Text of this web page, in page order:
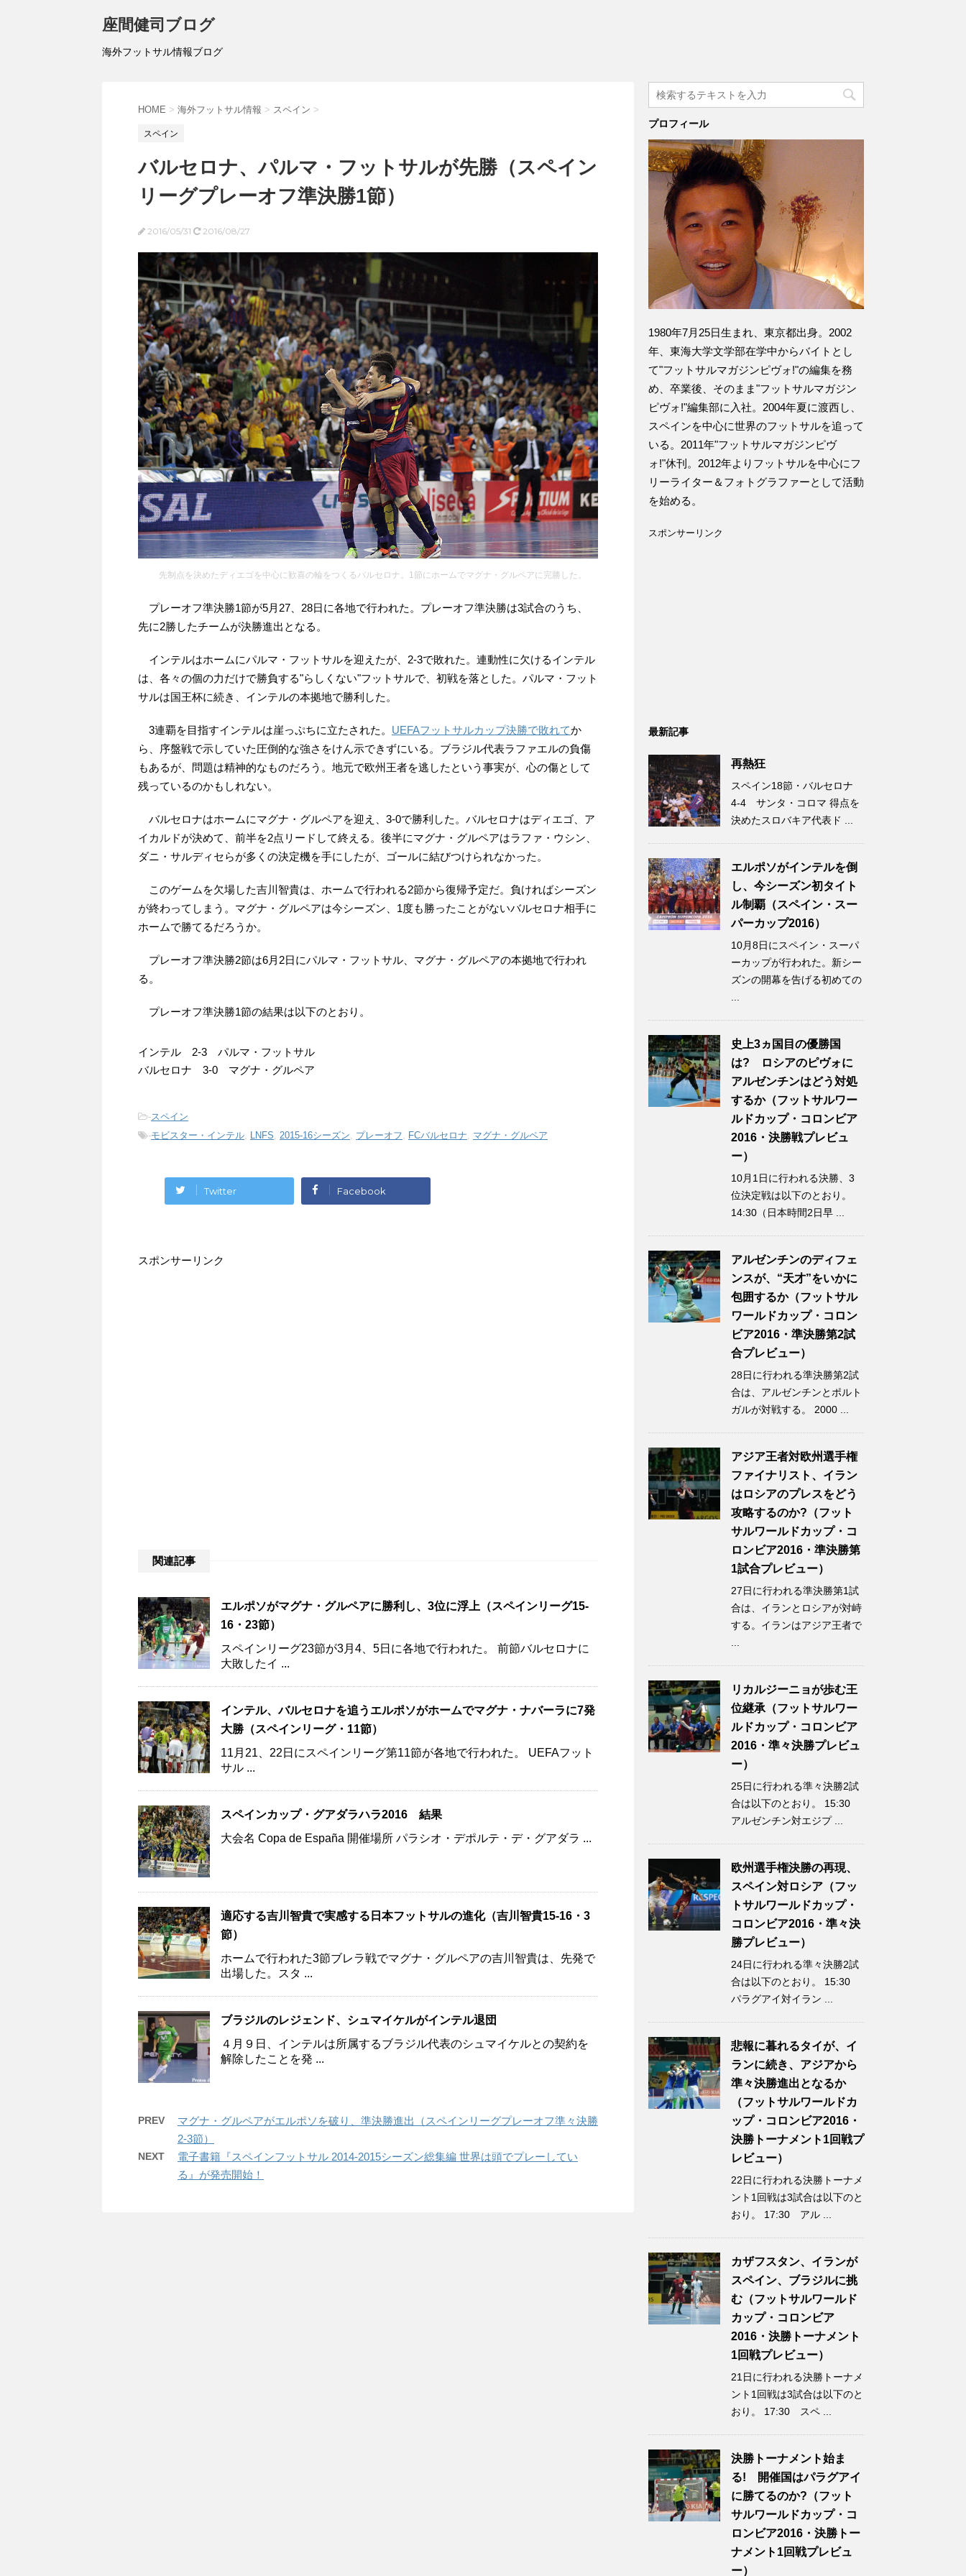
座間健司ブログ
海外フットサル情報ブログ
HOME > 海外フットサル情報 > スペイン >
スペイン
バルセロナ、パルマ・フットサルが先勝（スペイン
リーグプレーオフ準決勝1節）
2016/05/31 2016/08/27
先制点を決めたディエゴを中心に歓喜の輪をつくるバルセロナ。1節にホームでマグナ・グルペアに完勝した。
プレーオフ準決勝1節が5月27、28日に各地で行われた。プレーオフ準決勝は3試合のうち、
先に2勝したチームが決勝進出となる。
インテルはホームにパルマ・フットサルを迎えたが、2-3で敗れた。連動性に欠けるインテル
は、各々の個の力だけで勝負する"らしくない"フットサルで、初戦を落とした。パルマ・フット
サルは国王杯に続き、インテルの本拠地で勝利した。
3連覇を目指すインテルは崖っぷちに立たされた。 UEFAフットサルカップ決勝で敗れてか
ら、序盤戦で示していた圧倒的な強さをけん示できずにいる。ブラジル代表ラファエルの負傷
もあるが、問題は精神的なものだろう。地元で欧州王者を逃したという事実が、心の傷として
残っているのかもしれない。
バルセロナはホームにマグナ・グルペアを迎え、3-0で勝利した。バルセロナはディエゴ、ア
イカルドが決めて、前半を2点リードして終える。後半にマグナ・グルペアはラファ・ウシン、
ダニ・サルディセらが多くの決定機を手にしたが、ゴールに結びつけられなかった。
このゲームを欠場した吉川智貴は、ホームで行われる2節から復帰予定だ。負ければシーズン
が終わってしまう。マグナ・グルペアは今シーズン、1度も勝ったことがないバルセロナ相手に
ホームで勝てるだろうか。
プレーオフ準決勝2節は6月2日にパルマ・フットサル、マグナ・グルペアの本拠地で行われ
る。
プレーオフ準決勝1節の結果は以下のとおり。
インテル 2-3 パルマ・フットサル
バルセロナ 3-0 マグナ・グルペア
-スペイン
-モビスター・インテル, LNFS, 2015-16シーズン, プレーオフ, FCバルセロナ, マグナ・グルペア
Twitter Facebook
スポンサーリンク
関連記事
エルポソがマグナ・グルペアに勝利し、3位に浮上（スペインリーグ15-
16・23節）
スペインリーグ23節が3月4、5日に各地で行われた。 前節バルセロナに
大敗したイ ...
インテル、バルセロナを追うエルポソがホームでマグナ・ナバーラに7発
大勝（スペインリーグ・11節）
11月21、22日にスペインリーグ第11節が各地で行われた。 UEFAフット
サル ...
スペインカップ・グアダラハラ2016 結果
大会名 Copa de España 開催場所 パラシオ・デポルテ・デ・グアダラ ...
適応する吉川智貴で実感する日本フットサルの進化（吉川智貴15-16・3
節）
ホームで行われた3節ブレラ戦でマグナ・グルペアの吉川智貴は、先発で
出場した。スタ ...
ブラジルのレジェンド、シュマイケルがインテル退団
４月９日、インテルは所属するブラジル代表のシュマイケルとの契約を
解除したことを発 ...
PREV
マグナ・グルペアがエルポソを破り、準決勝進出（スペインリーグプレーオフ準々決勝
2-3節）
NEXT
電子書籍『スペインフットサル 2014-2015シーズン総集編 世界は頭でプレーしてい
る』が発売開始！
プロフィール
1980年7月25日生まれ、東京都出身。2002
年、東海大学文学部在学中からバイトとし
て"フットサルマガジンピヴォ!"の編集を務
め、卒業後、そのまま"フットサルマガジン
ピヴォ!"編集部に入社。2004年夏に渡西し、
スペインを中心に世界のフットサルを追って
いる。2011年"フットサルマガジンピヴ
ォ!"休刊。2012年よりフットサルを中心にフ
リーライター＆フォトグラファーとして活動
を始める。
スポンサーリンク
最新記事
再熱狂
スペイン18節・バルセロナ
4-4 サンタ・コロマ 得点を
決めたスロバキア代表ド ...
エルポソがインテルを倒
し、今シーズン初タイト
ル制覇（スペイン・スー
パーカップ2016）
10月8日にスペイン・スーパ
ーカップが行われた。新シー
ズンの開幕を告げる初めての
...
史上3ヵ国目の優勝国
は? ロシアのピヴォに
アルゼンチンはどう対処
するか（フットサルワー
ルドカップ・コロンビア
2016・決勝戦プレビュ
ー）
10月1日に行われる決勝、3
位決定戦は以下のとおり。
14:30（日本時間2日早 ...
アルゼンチンのディフェ
ンスが、“天才”をいかに
包囲するか（フットサル
ワールドカップ・コロン
ビア2016・準決勝第2試
合プレビュー）
28日に行われる準決勝第2試
合は、アルゼンチンとポルト
ガルが対戦する。 2000 ...
アジア王者対欧州選手権
ファイナリスト、イラン
はロシアのプレスをどう
攻略するのか?（フット
サルワールドカップ・コ
ロンビア2016・準決勝第
1試合プレビュー）
27日に行われる準決勝第1試
合は、イランとロシアが対峙
する。イランはアジア王者で
...
リカルジーニョが歩む王
位継承（フットサルワー
ルドカップ・コロンビア
2016・準々決勝プレビュ
ー）
25日に行われる準々決勝2試
合は以下のとおり。 15:30
アルゼンチン対エジプ ...
欧州選手権決勝の再現、
スペイン対ロシア（フッ
トサルワールドカップ・
コロンビア2016・準々決
勝プレビュー）
24日に行われる準々決勝2試
合は以下のとおり。 15:30
パラグアイ対イラン ...
悲報に暮れるタイが、イ
ランに続き、アジアから
準々決勝進出となるか
（フットサルワールドカ
ップ・コロンビア2016・
決勝トーナメント1回戦プ
レビュー）
22日に行われる決勝トーナメ
ント1回戦は3試合は以下のと
おり。 17:30 アル ...
カザフスタン、イランが
スペイン、ブラジルに挑
む（フットサルワールド
カップ・コロンビア
2016・決勝トーナメント
1回戦プレビュー）
21日に行われる決勝トーナメ
ント1回戦は3試合は以下のと
おり。 17:30 スペ ...
決勝トーナメント始ま
る! 開催国はパラグアイ
に勝てるのか?（フット
サルワールドカップ・コ
ロンビア2016・決勝トー
ナメント1回戦プレビュ
ー）